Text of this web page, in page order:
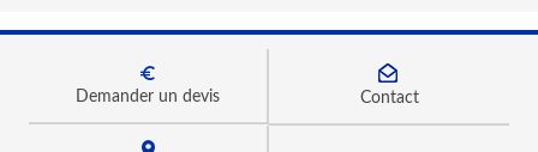
Demander un devis Contact